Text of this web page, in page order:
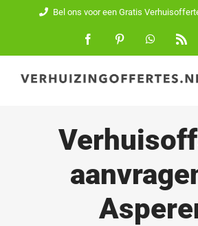
inhoud
Bel ons voor een Gratis
FacebookPinterest WhatsApp